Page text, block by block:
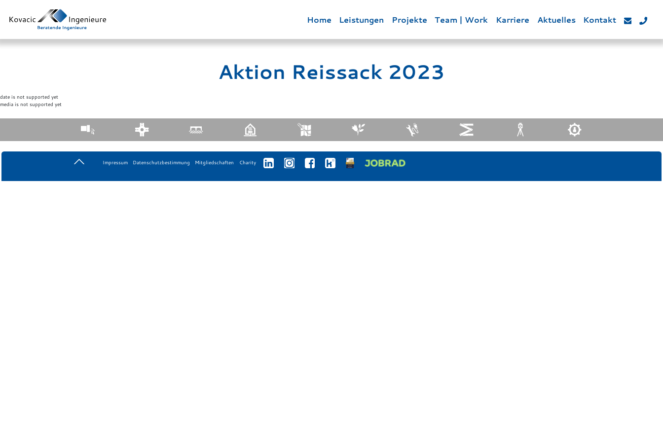
Home Leistungen Projekte Team | Work Karriere Aktuelles Kontakt
Aktion Reissack 2023
date is not supported yet
media is not supported yet
Impressum Datenschutzbestimmung Mitgliedschaften Charity